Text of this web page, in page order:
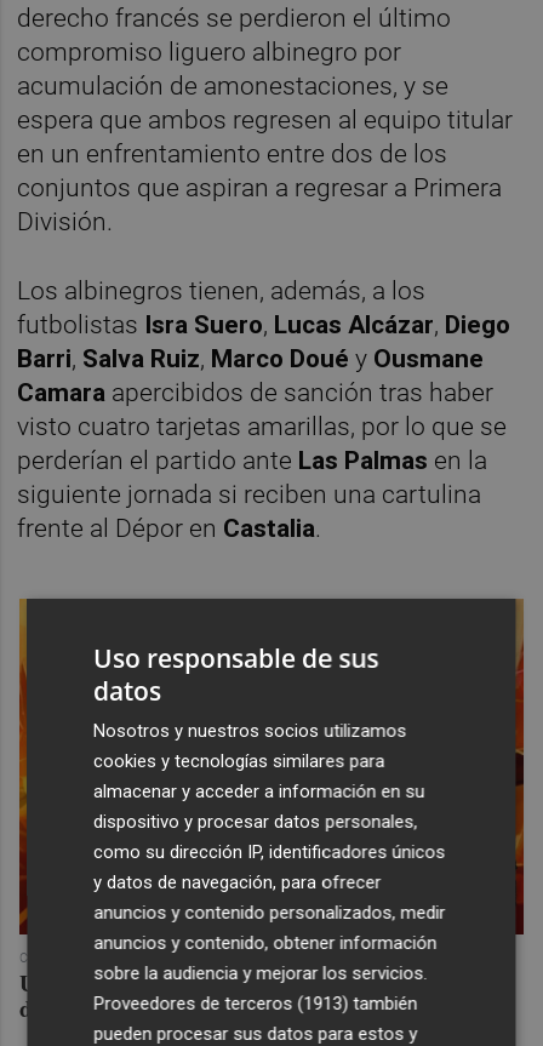
derecho francés se perdieron el último
compromiso liguero albinegro por
acumulación de amonestaciones, y se
espera que ambos regresen al equipo titular
en un enfrentamiento entre dos de los
conjuntos que aspiran a regresar a Primera
División.
Los albinegros tienen, además, a los
futbolistas Isra Suero, Lucas Alcázar, Diego
Barri, Salva Ruiz, Marco Doué y Ousmane
Camara apercibidos de sanción tras haber
visto cuatro tarjetas amarillas, por lo que se
perderían el partido ante Las Palmas en la
siguiente jornada si reciben una cartulina
frente al Dépor en Castalia.
COREPUNK MMORPG
Un verdadero MMORPG de la vieja escuela ¡Cómo los
de antes, pero mejor!
Uso responsable de sus
datos
Nosotros y nuestros socios utilizamos
cookies y tecnologías similares para
almacenar y acceder a información en su
dispositivo y procesar datos personales,
como su dirección IP, identificadores únicos
y datos de navegación, para ofrecer
anuncios y contenido personalizados, medir
anuncios y contenido, obtener información
sobre la audiencia y mejorar los servicios.
Proveedores de terceros (1913) también
pueden procesar sus datos para estos y